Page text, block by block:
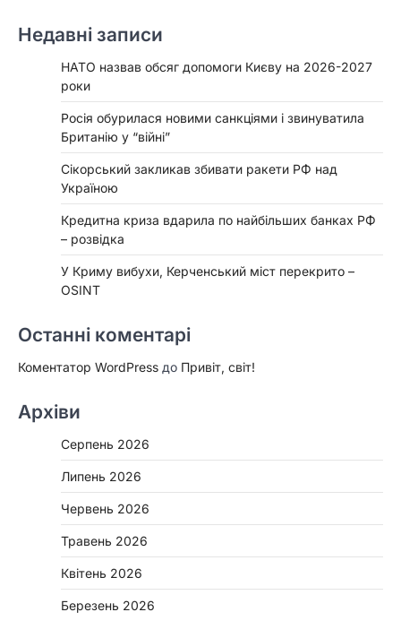
Недавні записи
НАТО назвав обсяг допомоги Києву на 2026-2027
роки
Росія обурилася новими санкціями і звинуватила
Британію у “війні”
Сікорський закликав збивати ракети РФ над
Україною
Кредитна криза вдарила по найбільших банках РФ
– розвідка
У Криму вибухи, Керченський міст перекрито –
OSINT
Останні коментарі
Коментатор WordPress до Привіт, світ!
Архіви
Серпень 2026
Липень 2026
Червень 2026
Травень 2026
Квітень 2026
Березень 2026